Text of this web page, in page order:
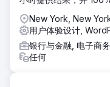
New York, New
用户体验设计,
银行与金融, 电子商务
任何